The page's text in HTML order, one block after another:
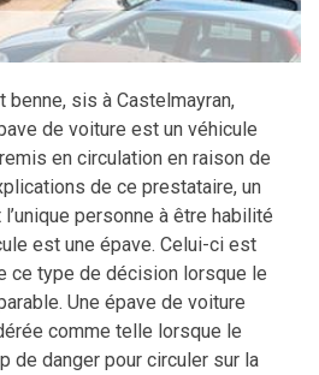
benne, sis à Castelmayran,
de voiture est un véhicule
en circulation en raison de
de ce prestataire, un
personne à être habilité
est une épave. Celui-ci est
ce type de décision lorsque le
Une épave de voiture
comme telle lorsque le
de danger pour circuler sur la